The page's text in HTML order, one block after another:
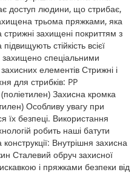
доступ людини, що стрибає,
трьома пряжками, яка
захищені покриттям з
стійкість всієї
захищено спеціальними
елементів Стрижні і
для стрибків: PP
Захисна кромка
Особливу увагу при
їх безпеці. Використання
робить наші батути
Внутрішня захисна
Сталевий обруч захисної
і пряжками безпеки від